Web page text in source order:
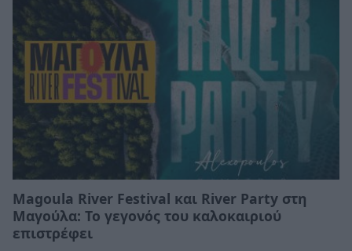
Magoula River Festival και River Party στη
Μαγούλα: Το γεγονός του καλοκαιριού
επιστρέφει